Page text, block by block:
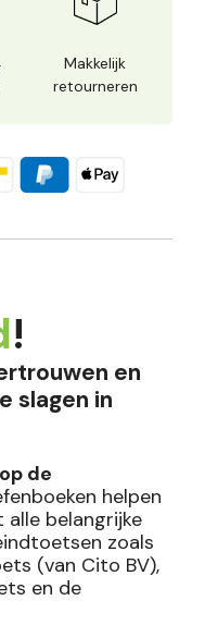
Makkelijk
retourneren
!
en
slagen in
de
helpen
belangrijke
zoals
(van Cito BV),
en de